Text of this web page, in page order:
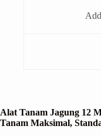
Alat Tanam Jagung 12
Tanam Maksimal,